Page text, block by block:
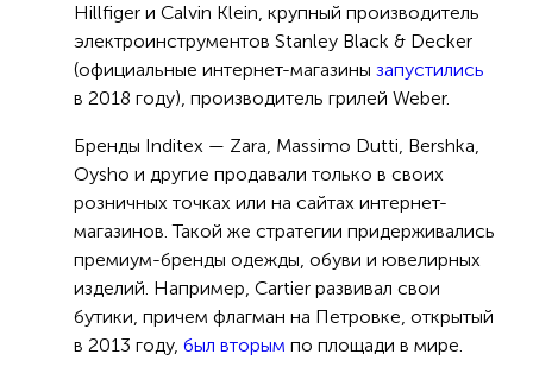
Hillfiger и Calvin Klein, крупный производитель
электроинструментов Stanley Black & Decker
(официальные интернет-магазины запустились
в 2018 году), производитель грилей Weber.
Бренды Inditex — Zara, Massimo Dutti, Bershka,
Oysho и другие продавали только в своих
розничных точках или на сайтах интернет-
магазинов. Такой же стратегии придерживались
премиум-бренды одежды, обуви и ювелирных
изделий. Например, Cartier развивал свои
бутики, причем флагман на Петровке, открытый
в 2013 году, был вторым по площади в мире.